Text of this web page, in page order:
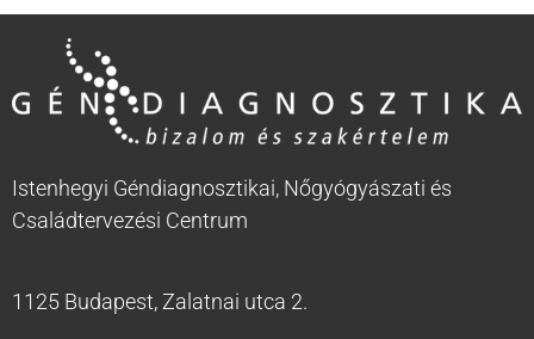
Istenhegyi Géndiagnosztikai, Nőgyógyászati és
Családtervezési Centrum
1125 Budapest, Zalatnai utca 2.